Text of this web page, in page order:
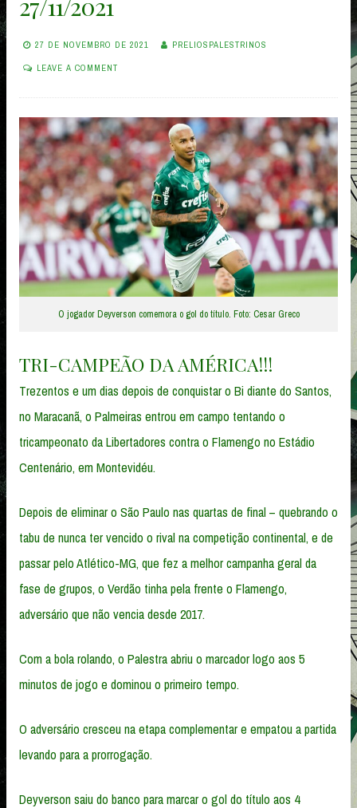
27/11/2021
27 DE NOVEMBRO DE 2021 PRELIOSPALESTRINOS
LEAVE A COMMENT
O jogador Deyverson comemora o gol do título. Foto: Cesar Greco
TRI-CAMPEÃO DA AMÉRICA!!!
Trezentos e um dias depois de conquistar o Bi diante do Santos,
no Maracanã, o Palmeiras entrou em campo tentando o
tricampeonato da Libertadores contra o Flamengo no Estádio
Centenário, em Montevidéu.
Depois de eliminar o São Paulo nas quartas de final – quebrando o
tabu de nunca ter vencido o rival na competição continental, e de
passar pelo Atlético-MG, que fez a melhor campanha geral da
fase de grupos, o Verdão tinha pela frente o Flamengo,
adversário que não vencia desde 2017.
Com a bola rolando, o Palestra abriu o marcador logo aos 5
minutos de jogo e dominou o primeiro tempo.
O adversário cresceu na etapa complementar e empatou a partida
levando para a prorrogação.
Deyverson saiu do banco para marcar o gol do título aos 4